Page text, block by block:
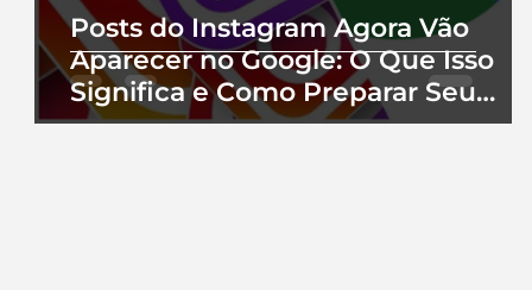
Posts do Instagram Agora Vão
Aparecer no Google: O Que Isso
Significa e Como Preparar Seu
Perfil